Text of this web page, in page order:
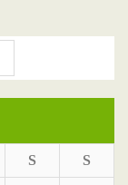
S S